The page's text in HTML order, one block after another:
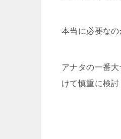
本当に必要な
アナタの一番
けて慎重に検討